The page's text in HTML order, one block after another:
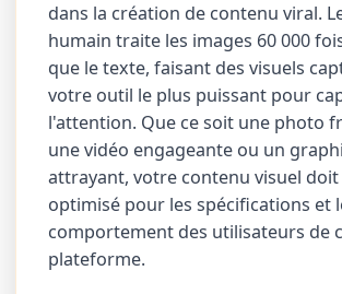
dans la création de contenu viral.
humain traite les images 60 000
que le texte, faisant des visuels
votre outil le plus puissant pour
l'attention. Que ce soit une photo
une vidéo engageante ou un
attrayant, votre contenu visuel
optimisé pour les spécifications et
comportement des utilisateurs de
plateforme.